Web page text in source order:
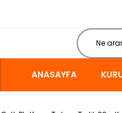
ANASAYFA